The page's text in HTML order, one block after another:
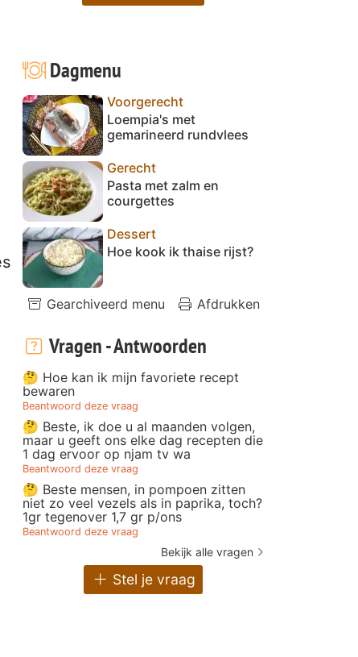
Dagmenu
Voorgerecht
Loempia's met
gemarineerd rundvlees
Gerecht
Pasta met zalm en
courgettes
Dessert
Hoe kook ik thaise rijst?
Gearchiveerd menu Afdrukken
Vragen - Antwoorden
🤔 Hoe kan ik mijn favoriete recept
bewaren
Beantwoord deze vraag
🤔 Beste, ik doe u al maanden volgen,
maar u geeft ons elke dag recepten die
1 dag ervoor op njam tv wa
Beantwoord deze vraag
🤔 Beste mensen, in pompoen zitten
niet zo veel vezels als in paprika, toch?
1gr tegenover 1,7 gr p/ons
Beantwoord deze vraag
Bekijk alle vragen
Stel je vraag